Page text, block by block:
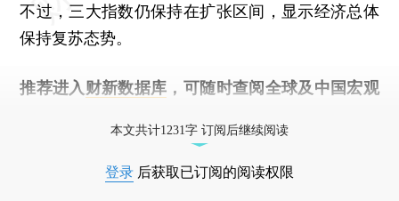
不过，三大指数仍保持在扩张区间，显示经济总体
保持复苏态势。
推荐进入 财新数据库 ，可随时查阅全球及中国宏观
本文共计1231字 订阅后继续阅读
登录 后获取已订阅的阅读权限